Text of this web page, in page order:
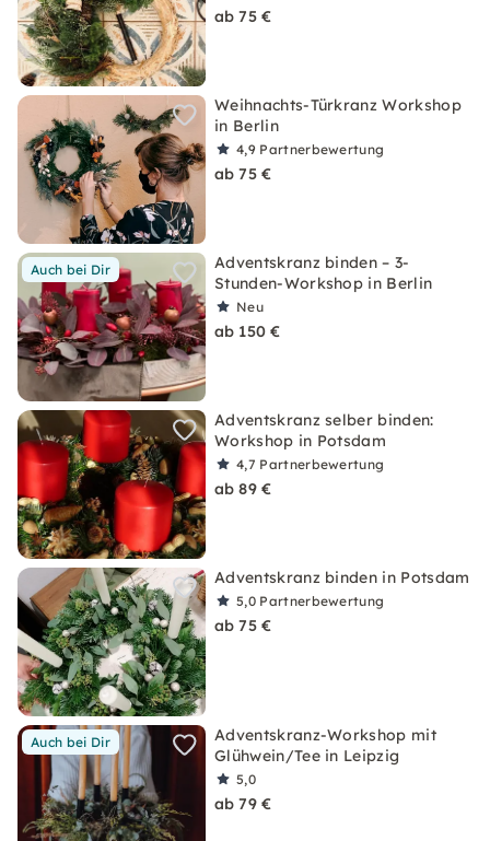
ab 75 €
Weihnachts-Türkranz Workshop
in Berlin
4,9 Partnerbewertung
ab 75 €
Auch bei Dir
Adventskranz binden – 3-
Stunden-Workshop in Berlin
Neu
ab 150 €
Adventskranz selber binden:
Workshop in Potsdam
4,7 Partnerbewertung
ab 89 €
Adventskranz binden in Potsdam
5,0 Partnerbewertung
ab 75 €
Auch bei Dir
Adventskranz-Workshop mit
Glühwein/Tee in Leipzig
5,0
ab 79 €